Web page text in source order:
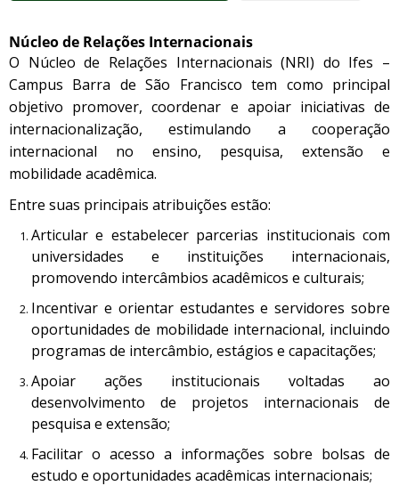
Núcleo de Relações Internacionais
O Núcleo de Relações Internacionais (NRI) do Ifes –
Campus Barra de São Francisco tem como principal
objetivo promover, coordenar e apoiar iniciativas de
internacionalização, estimulando a cooperação
internacional no ensino, pesquisa, extensão e
mobilidade acadêmica.
Entre suas principais atribuições estão:
Articular e estabelecer parcerias institucionais com
universidades e instituições internacionais,
promovendo intercâmbios acadêmicos e culturais;
Incentivar e orientar estudantes e servidores sobre
oportunidades de mobilidade internacional, incluindo
programas de intercâmbio, estágios e capacitações;
Apoiar ações institucionais voltadas ao
desenvolvimento de projetos internacionais de
pesquisa e extensão;
Facilitar o acesso a informações sobre bolsas de
estudo e oportunidades acadêmicas internacionais;